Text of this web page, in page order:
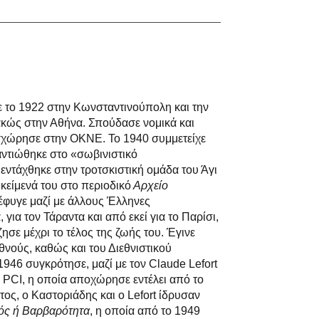
1922 στην Κωνσταντινούπολη και την
στην Αθήνα. Σπούδασε νομικά και
στην ΟΚΝΕ. Το 1940 συμμετείχε
στο «σωβινιστικό
στην τροτσκιστική ομάδα του Άγι
του στο περιοδικόΑρχείο
μαζί με άλλους Έλληνες
τον Τάραντα και από εκεί για το Παρίσι,
μέχρι το τέλος της ζωής του. Έγινε
καθώς και του Διεθνιστικού
συγκρότησε, μαζί με τον Claude Lefort
PCI, η οποία αποχώρησε εντέλει από το
ο Καστοριάδης και ο Lefort ίδρυσαν
ή Βαρβαρότητα, η οποία από το 1949